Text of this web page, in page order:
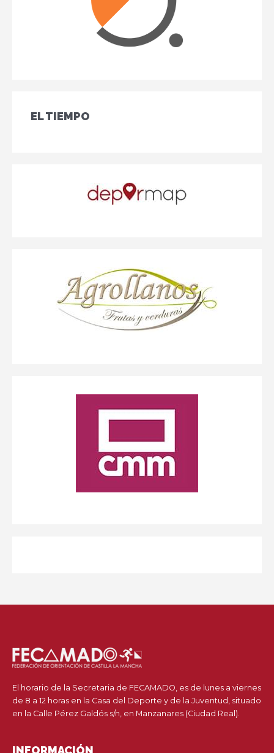
EL TIEMPO
El horario de la Secretaria de FECAMADO, es de lunes a viernes
de 8 a 12 horas en la Casa del Deporte y de la Juventud, situado
en la Calle Pérez Galdós s/n, en Manzanares (Ciudad Real).
INFORMACIÓN